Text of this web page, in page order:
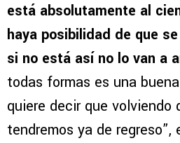
está absolutamente al
haya posibilidad de que
si no está así no lo van a
todas formas es una
quiere decir que volviendo
tendremos ya de